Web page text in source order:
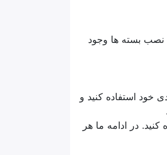
نصب بسته ها وجود
خود استفاده کنید و
پایتون، اهمیتی ندارد، می توانید از روش 1 نیز استفاده کنید. در ادامه ما هر